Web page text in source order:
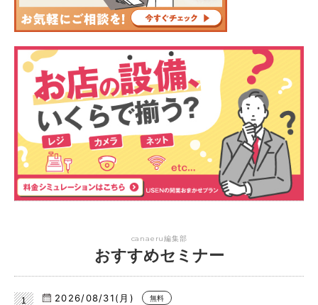
canaeru編集部
おすすめセミナー
2026/08/31(月) 無料